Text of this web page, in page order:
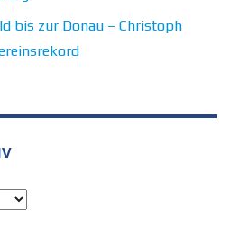
bis zur Donau – Christoph